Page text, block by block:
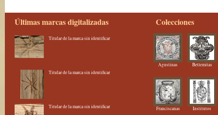
Últimas marcas digitalizadas
Titular de la marca sin identificar
Titular de la marca sin identificar
Titular de la marca sin identificar
Colecciones
Agustinas Betlemitas
Franciscanas Institutos